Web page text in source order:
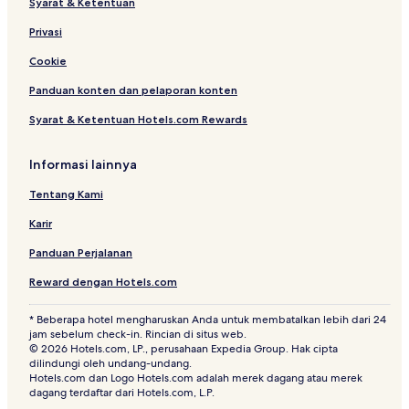
a
l
e
t
l
a
k
u
n
a
Privasi
Cookie
Panduan konten dan pelaporan konten
Syarat & Ketentuan Hotels.com Rewards
Informasi lainnya
Tentang Kami
Karir
Panduan Perjalanan
Reward dengan Hotels.com
* Beberapa hotel mengharuskan Anda untuk membatalkan lebih dari 24
jam sebelum check-in. Rincian di situs web.
© 2026 Hotels.com, LP., perusahaan Expedia Group. Hak cipta
dilindungi oleh undang-undang.
Hotels.com dan Logo Hotels.com adalah merek dagang atau merek
dagang terdaftar dari Hotels.com, L.P.